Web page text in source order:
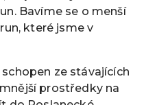
Bavíme se o menší
které jsme v
ze stávajících
prostředky na